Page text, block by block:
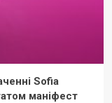
Sofia
маніфест